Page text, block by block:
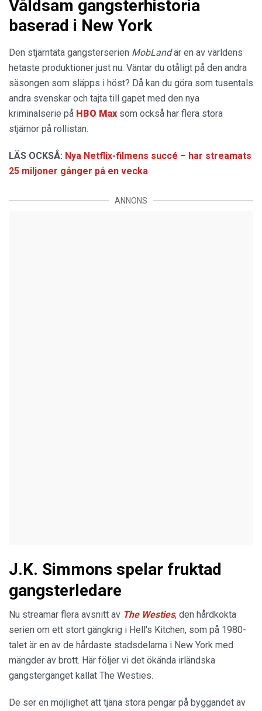
Våldsam gangsterhistoria
baserad i New York
Den stjärntäta gangsterserien MobLandär en av världens
hetaste produktioner just nu. Väntar du otåligt på den andra
säsongen som släpps i höst? Då kan du göra som tusentals
andra svenskar och tajta till gapet med den nya
kriminalserie på HBO Max som också har flera stora
stjärnor på rollistan.
LÄS OCKSÅ: Nya Netflix-filmens succé – har streamats
25 miljoner gånger på en vecka
ANNONS
J.K. Simmons spelar fruktad
gangsterledare
Nu streamar flera avsnitt av The Westies, den hårdkokta
serien om ett stort gängkrig i Hell's Kitchen, som på 1980-
talet är en av de hårdaste stadsdelarna i New York med
mängder av brott. Här följer vi det ökända irländska
gangstergänget kallat The Westies.
De ser en möjlighet att tjäna stora pengar på byggandet av